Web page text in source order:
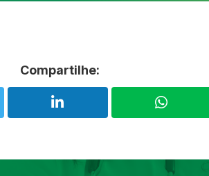
Compartilhe: